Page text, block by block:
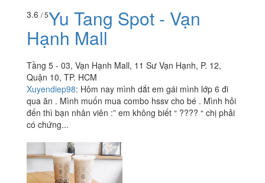
3.6 / 5Yu Tang Spot - Vạn
Hạnh Mall
Tầng 5 - 03, Vạn Hạnh Mall, 11 Sư Vạn Hạnh, P. 12,
Quận 10, TP. HCM
Xuyendiep98: Hôm nay mình dắt em gái mình lớp 6 đi
qua ăn . Mình muốn mua combo hssv cho bé . Mình hỏi
đến thì bạn nhân viên :” em không biết “ ???? “ chị phải
có chứng...